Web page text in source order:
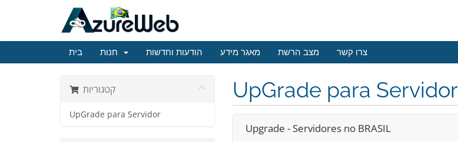
בית הודעות וחדשות מאגר מידע מצב הרשת צרו קשר
קטגוריות
UpGrade para Servidor
UpGrade para Servidor
Upgrade - Servidores no BRASIL